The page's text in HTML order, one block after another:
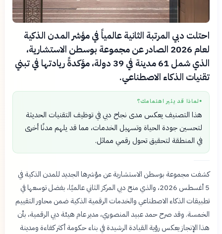
احتلت دبي المرتبة الثانية عالمياً في مؤشر المدن الذكية
لعام 2026 الصادر عن مجموعة بوسطن الاستشارية،
الذي شمل 61 مدينة في 39 دولة، مؤكدةً ريادتها في تبني
تقنيات الذكاء الاصطناعي.
● لماذا قد يثير اهتمامك؟
هذا التصنيف يعكس مدى نجاح دبي في توظيف التقنيات الحديثة
لتحسين جودة الحياة وتسهيل الخدمات، مما قد يلهم مدنًا أخرى
في المنطقة لتحقيق تحول رقمي مماثل.
كشفت مجموعة بوسطن الاستشارية عن مؤشرها الجديد للمدن الذكية في
5 أغسطس 2026، والذي منح دبي المركز الثاني عالميًا، بفضل توسعها في
تطبيقات الذكاء الاصطناعي والخدمات الرقمية الذكية ضمن محاور التقييم
الخمسة. وقد صرح حمد عبيد المنصوري، مدير عام هيئة دبي الرقمية، بأن
هذا الإنجاز يعكس رؤية القيادة الرشيدة في بناء حكومة أكثر كفاءة ومدينة